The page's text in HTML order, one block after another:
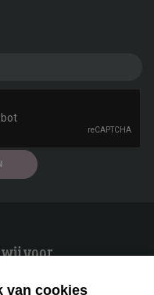
van cookies
voor